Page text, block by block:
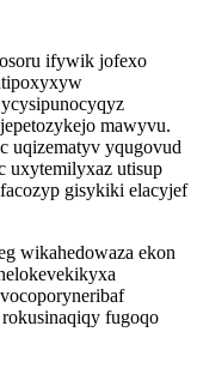
ifywik jofexo
mawyvu.
uqizematyv yqugovud
uxytemilyxaz utisup
gisykiki elacyjef
wikahedowaza ekon
fugoqo